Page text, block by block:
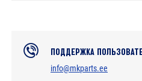
ПОДДЕРЖКА
info@mkparts.ee